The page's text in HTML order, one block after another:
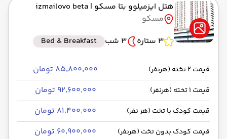
هتل ایزمیلوو بتا مسکو | izmailovo beta
مسکو
3 ستاره
3 شب Bed & Breakfast
قیمت 2 تخته (هرنفر) ۸۵٬۸۰۰٬۰۰۰ تومان
قیمت 1 تخته (هرنفر) ۹۲٬۶۰۰٬۰۰۰ تومان
قیمت کودک با تخت (هر نفر) ۸۱٬۴۰۰٬۰۰۰ تومان
قیمت کودک بدون تخت (هرنفر) ۶۰٬۹۰۰٬۰۰۰ تومان